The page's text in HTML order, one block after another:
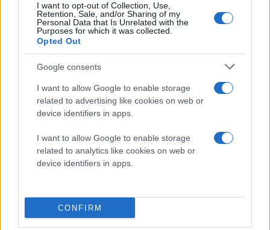
I want to opt-out of Collection, Use,
Retention, Sale, and/or Sharing of my
Personal Data that Is Unrelated with the
Purposes for which it was collected.
Opted Out
Google consents
I want to allow Google to enable storage
related to advertising like cookies on web or
device identifiers in apps.
I want to allow Google to enable storage
related to analytics like cookies on web or
device identifiers in apps.
CONFIRM
ΟΙΚΟΝΟΜΙΑ